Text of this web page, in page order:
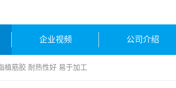
企业视频 公司介绍
植筋胶 耐热性好 易于加工